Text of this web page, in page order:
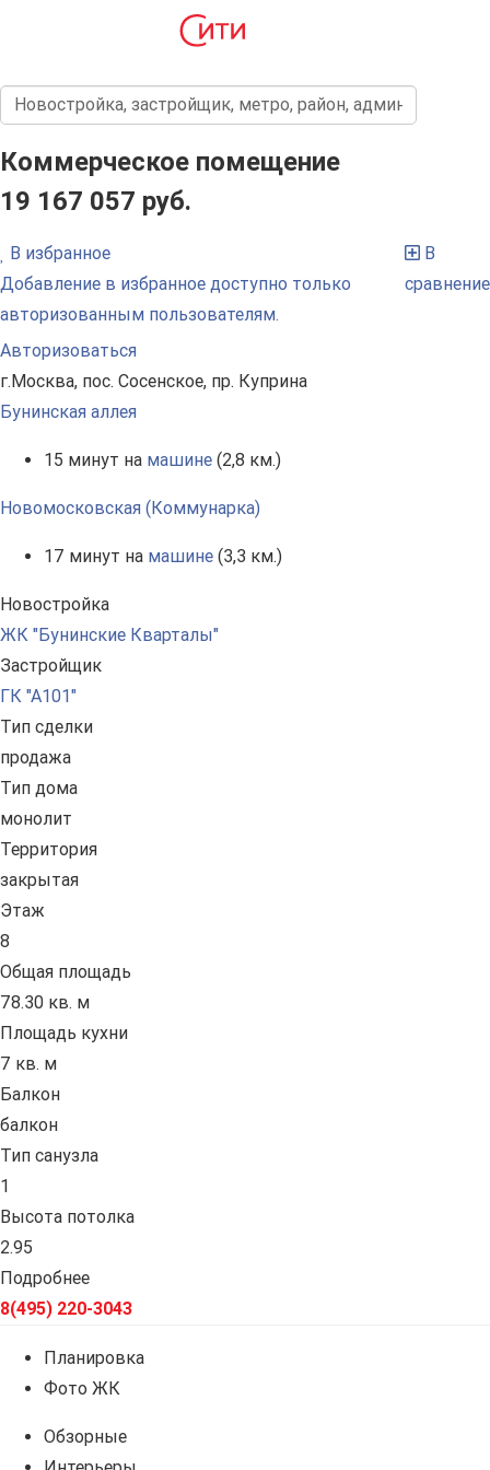
Коммерческое помещение
19 167 057 руб.
В избранное
Добавление в избранное доступно только
авторизованным пользователям.
Авторизоваться
В
сравнение
г.Москва, пос. Сосенское, пр. Куприна
Бунинская аллея
15 минут на машине (2,8 км.)
Новомосковская (Коммунарка)
17 минут на машине (3,3 км.)
Новостройка
ЖК "Бунинские Кварталы"
Застройщик
ГК "А101"
Тип сделки
продажа
Тип дома
монолит
Территория
закрытая
Этаж
8
Общая площадь
78.30 кв. м
Площадь кухни
7 кв. м
Балкон
балкон
Тип санузла
1
Высота потолка
2.95
Подробнее
8(495) 220-3043
Планировка
Фото ЖК
Обзорные